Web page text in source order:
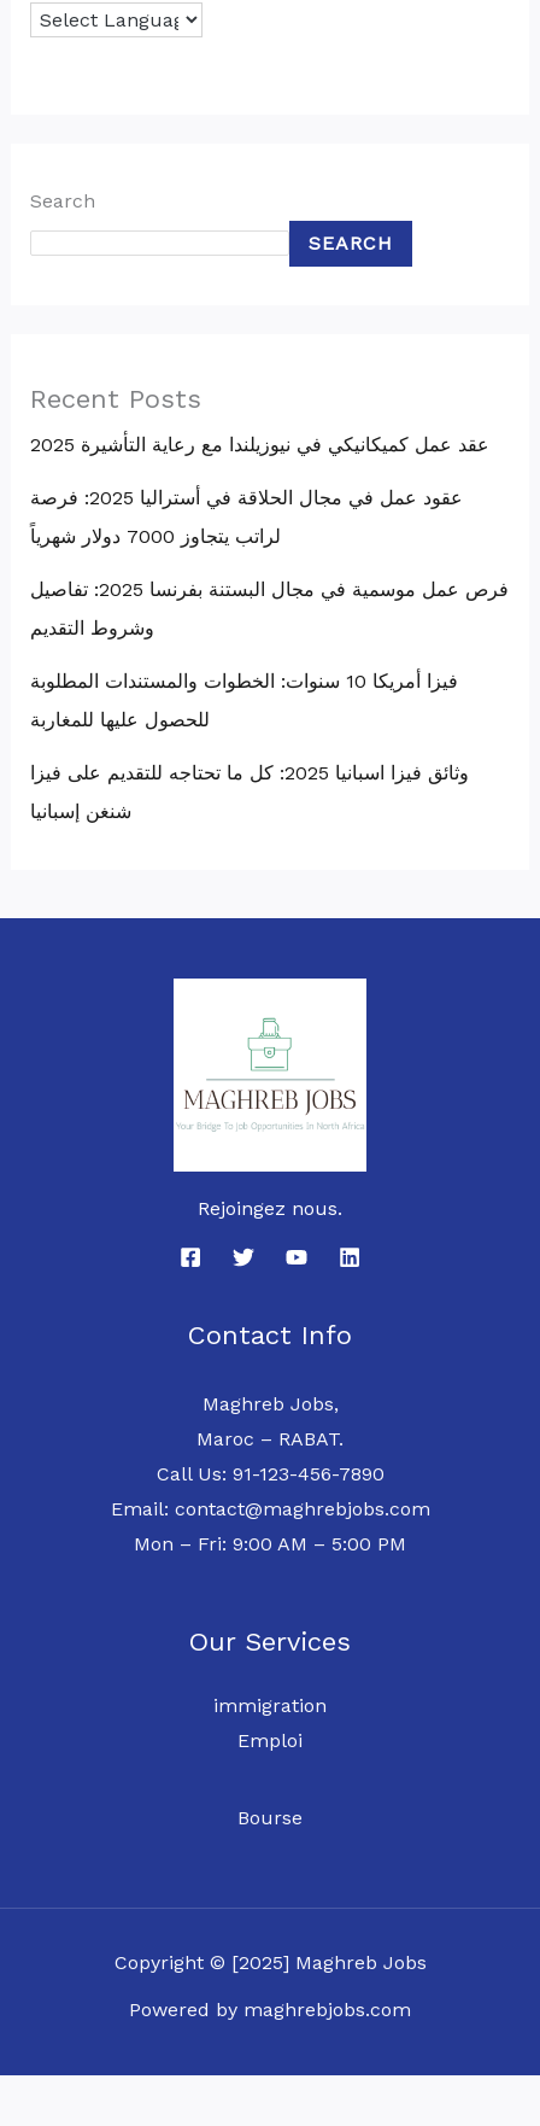
Search
SEARCH
Recent Posts
عقد عمل كميكانيكي في نيوزيلندا مع رعاية التأشيرة 2025
عقود عمل في مجال الحلاقة في أستراليا 2025: فرصة
لراتب يتجاوز 7000 دولار شهرياً
فرص عمل موسمية في مجال البستنة بفرنسا 2025: تفاصيل
وشروط التقديم
فيزا أمريكا 10 سنوات: الخطوات والمستندات المطلوبة
للحصول عليها للمغاربة
وثائق فيزا اسبانيا 2025: كل ما تحتاجه للتقديم على فيزا
شنغن إسبانيا
Rejoingez nous.
Contact Info
Maghreb Jobs,
Maroc – RABAT.
Call Us: 91-123-456-7890
Email: contact@maghrebjobs.com
Mon – Fri: 9:00 AM – 5:00 PM
Our Services
immigration
Emploi
Bourse
Copyright © [2025] Maghreb Jobs
Powered by maghrebjobs.com